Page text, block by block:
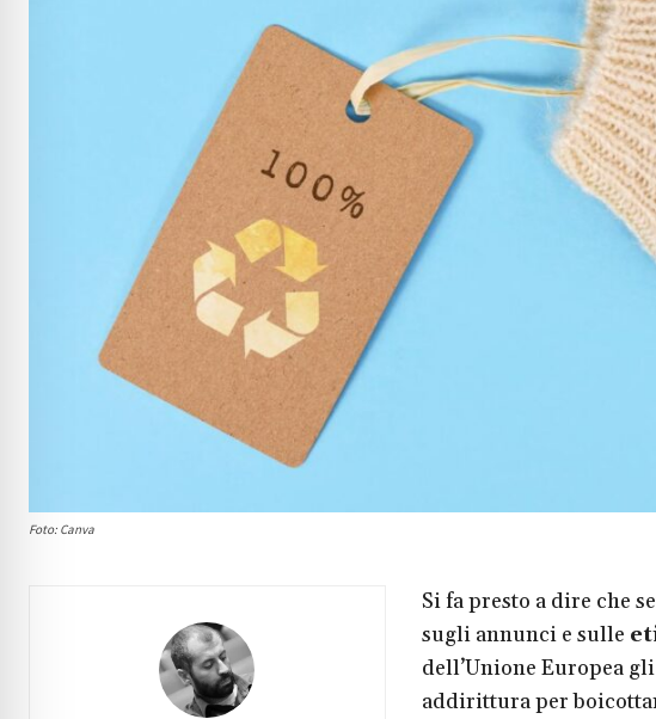
Foto: Canva
Si fa presto a dire che
sugli annunci e sulle
dell’Unione Europea
addirittura per